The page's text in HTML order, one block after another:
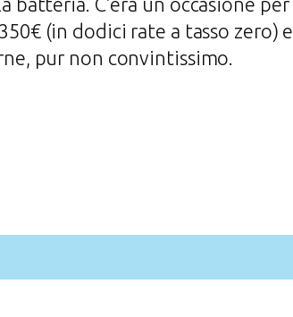
(in dodici rate a tasso zero)
pur non convintissimo.